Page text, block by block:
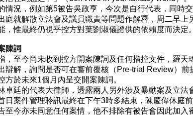
情況，例如第5被告吳政亨，今次是自行代表，同時
庭就解散立法會及議員職責等問題作解釋，周二早
，惟最終仍視乎控方對葉劉淑儀證供的依賴度而決定。
陳詞
，至今尚未收到控方開案陳詞及任何指控文件，羅
辯解，詢問是否可在審前覆核（Pre-trial Review）
方於未來1個月內呈交開案陳詞。
卓廷的代表大律師，透露兩人另外涉及暴動案及立
日案件管理聆訊最終在下午3時多結束，陳慶偉休庭
至今亦未同意任何案情，他不排除有被告會因此加入